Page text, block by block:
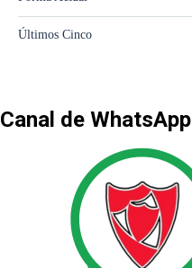
Canal de WhatsApp